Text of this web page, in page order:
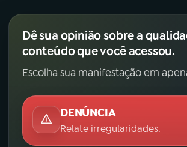
YouTube Facebook
TikTok
Dê sua opinião sobre a
conteúdo que você acessou.
Escolha sua manifestação em
DENÚNCIA
Relate irregularidades.